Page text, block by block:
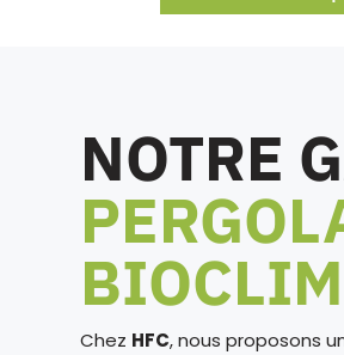
NOTRE
Chez HFC, nous proposons